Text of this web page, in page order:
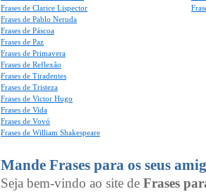
Frases de Clarice Lispector
Frases de Pablo Neruda
Frases de Páscoa
Frases de Paz
Frases de Primavera
Frases de Reflexão
Frases de Tiradentes
Frases de Tristeza
Frases de Victor Hugo
Frases de Vida
Frases de Vovó
Frases de William Shakespeare
Mande Frases para os seus
Seja bem-vindo ao site de Frases